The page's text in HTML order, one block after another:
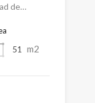
de…
51
m2